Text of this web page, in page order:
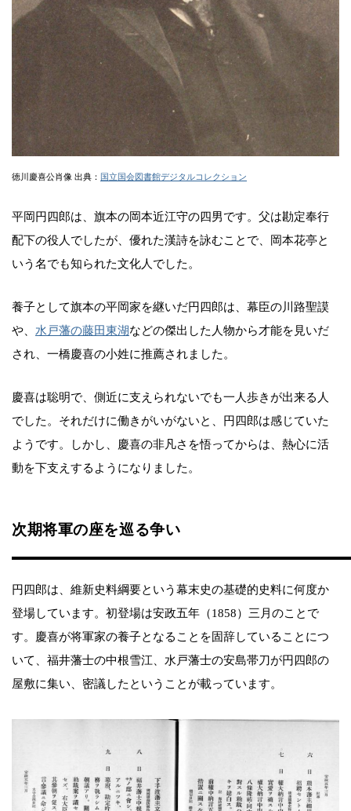
徳川慶喜公肖像 出典： 国立国会図書館デジタルコレクション
平岡円四郎は、旗本の岡本近江守の四男です。父は勘定奉行
配下の役人でしたが、優れた漢詩を詠むことで、岡本花亭と
いう名でも知られた文化人でした。
養子として旗本の平岡家を継いだ円四郎は、幕臣の川路聖謨
や、 水戸藩の藤田東湖などの傑出した人物から才能を見いだ
され、一橋慶喜の小姓に推薦されました。
慶喜は聡明で、側近に支えられないでも一人歩きが出来る人
でした。それだけに働きがいがないと、円四郎は感じていた
ようです。しかし、慶喜の非凡さを悟ってからは、熱心に活
動を下支えするようになりました。
次期将軍の座を巡る争い
円四郎は、維新史料綱要という幕末史の基礎的史料に何度か
登場しています。初登場は安政五年（1858）三月のことで
す。慶喜が将軍家の養子となることを固辞していることにつ
いて、福井藩士の中根雪江、水戸藩士の安島帯刀が円四郎の
屋敷に集い、密議したということが載っています。